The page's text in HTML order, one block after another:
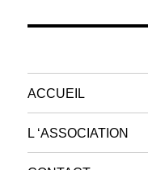
ACCUEIL
L ‘ASSOCIATION